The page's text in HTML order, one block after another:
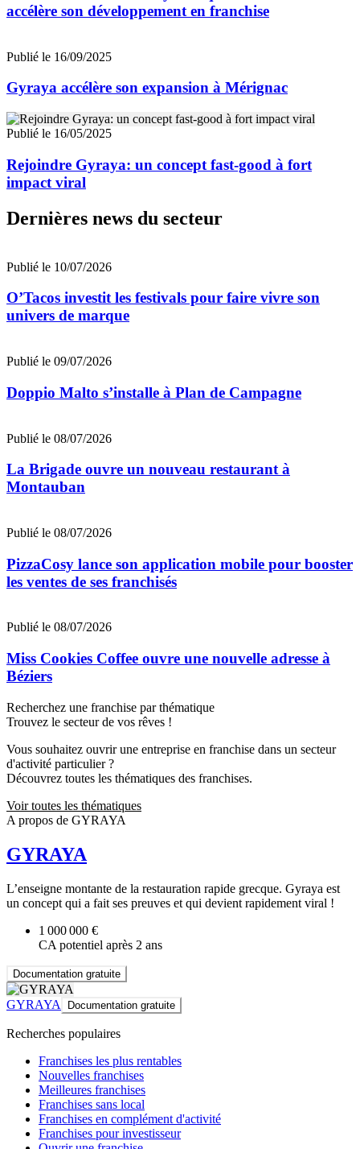
accélère son développement en franchise
Publié le 16/09/2025
Gyraya accélère son expansion à Mérignac
Publié le 16/05/2025
Rejoindre Gyraya: un concept fast-good à fort
impact viral
Dernières news du secteur
Publié le 10/07/2026
O’Tacos investit les festivals pour faire vivre son
univers de marque
Publié le 09/07/2026
Doppio Malto s’installe à Plan de Campagne
Publié le 08/07/2026
La Brigade ouvre un nouveau restaurant à
Montauban
Publié le 08/07/2026
PizzaCosy lance son application mobile pour booster
les ventes de ses franchisés
Publié le 08/07/2026
Miss Cookies Coffee ouvre une nouvelle adresse à
Béziers
Recherchez une franchise par thématique
Trouvez le secteur de vos rêves !
Vous souhaitez ouvrir une entreprise en franchise dans un secteur
d'activité particulier ?
Découvrez toutes les thématiques des franchises.
Voir toutes les thématiques
A propos de GYRAYA
GYRAYA
L’enseigne montante de la restauration rapide grecque. Gyraya est
un concept qui a fait ses preuves et qui devient rapidement viral !
1 000 000 €
CA potentiel après 2 ans
Documentation gratuite
GYRAYA Documentation gratuite
Recherches populaires
Franchises les plus rentables
Nouvelles franchises
Meilleures franchises
Franchises sans local
Franchises en complément d'activité
Franchises pour investisseur